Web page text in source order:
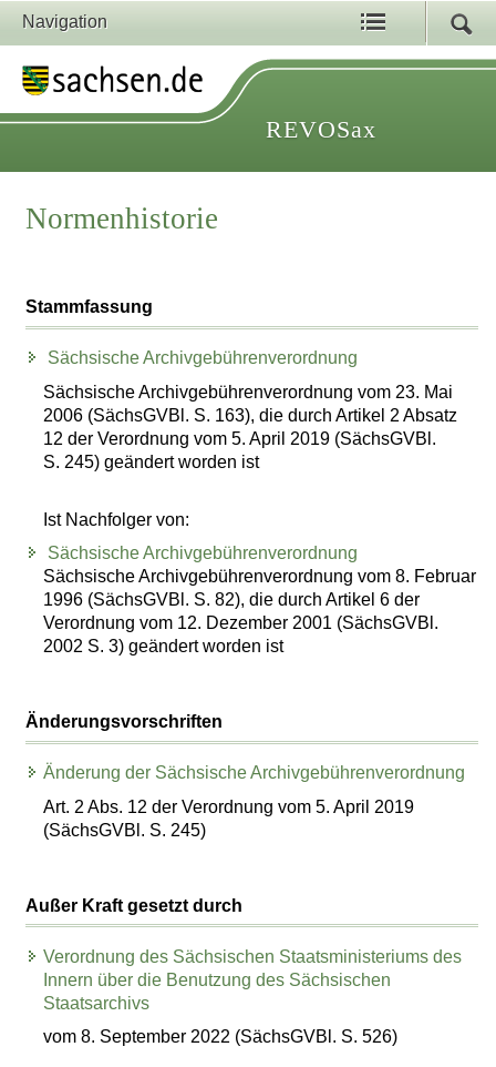
Navigation
REVOSax
Normenhistorie
Stammfassung
Sächsische Archivgebührenverordnung
Sächsische Archivgebührenverordnung vom 23. Mai
2006 (SächsGVBl. S. 163), die durch Artikel 2 Absatz
12 der Verordnung vom 5. April 2019 (SächsGVBl.
S. 245) geändert worden ist
Ist Nachfolger von:
Sächsische Archivgebührenverordnung
Sächsische Archivgebührenverordnung vom 8. Februar
1996 (SächsGVBl. S. 82), die durch Artikel 6 der
Verordnung vom 12. Dezember 2001 (SächsGVBl.
2002 S. 3) geändert worden ist
Änderungsvorschriften
Änderung der Sächsische Archivgebührenverordnung
Art. 2 Abs. 12 der Verordnung vom 5. April 2019
(SächsGVBl. S. 245)
Außer Kraft gesetzt durch
Verordnung des Sächsischen Staatsministeriums des
Innern über die Benutzung des Sächsischen
Staatsarchivs
vom 8. September 2022 (SächsGVBl. S. 526)